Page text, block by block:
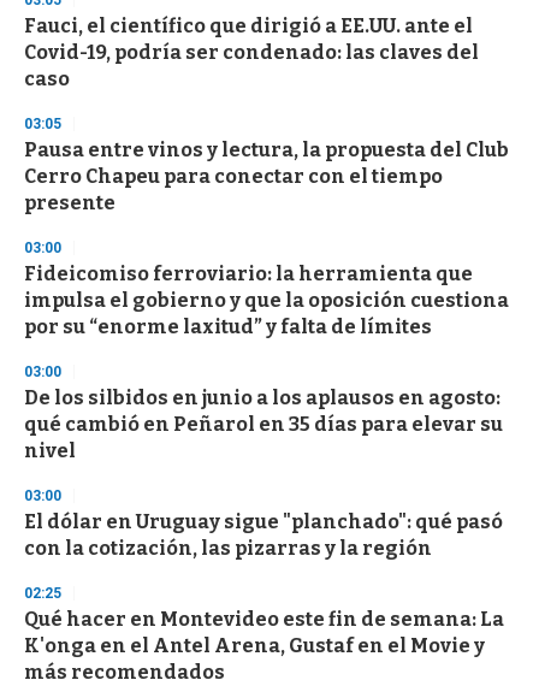
3
s
e
c
o
d
s
Fauci, el científico que dirigió a EE.UU. ante el
Covid-19, podría ser condenado: las claves del
caso
03:05
Pausa entre vinos y lectura, la propuesta del Club
Cerro Chapeu para conectar con el tiempo
presente
03:00
Fideicomiso ferroviario: la herramienta que
impulsa el gobierno y que la oposición cuestiona
por su “enorme laxitud” y falta de límites
03:00
De los silbidos en junio a los aplausos en agosto:
qué cambió en Peñarol en 35 días para elevar su
nivel
03:00
El dólar en Uruguay sigue "planchado": qué pasó
con la cotización, las pizarras y la región
02:25
Qué hacer en Montevideo este fin de semana: La
K'onga en el Antel Arena, Gustaf en el Movie y
más recomendados